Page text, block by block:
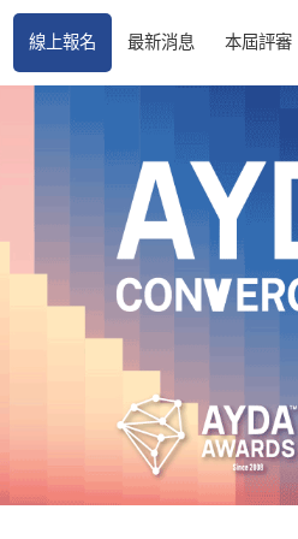
線上報名 最新消息 本屆評審